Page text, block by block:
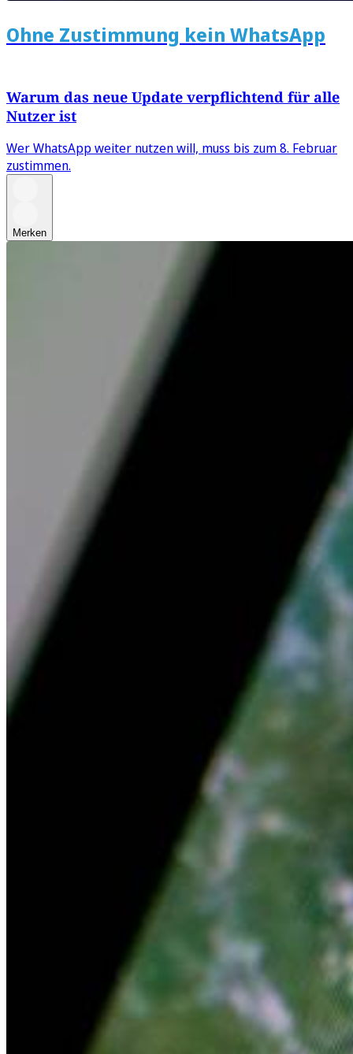
Ohne Zustimmung kein WhatsApp
Warum das neue Update verpflichtend für alle
Nutzer ist
Wer WhatsApp weiter nutzen will, muss bis zum 8. Februar
zustimmen.
Merken